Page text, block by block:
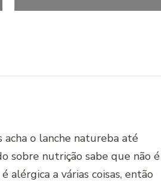
acha o lanche natureba até
sobre nutrição sabe que não é
alérgica a várias coisas, então